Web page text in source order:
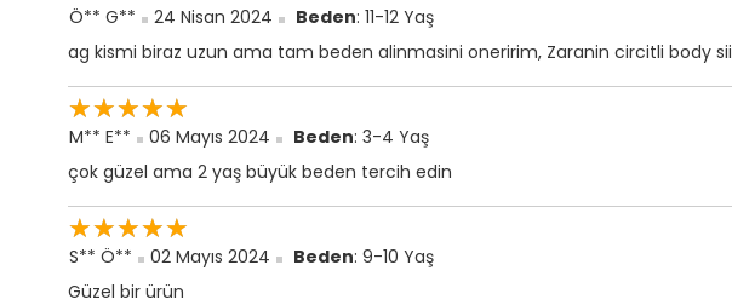
Ö** G** 24 Nisan 2024 Beden: 11-12 Yaş
ag kismi biraz uzun ama tam beden alinmasini oneririm, Zaranin circitli body
☆☆☆☆☆
★★★★★
M** E** 06 Mayıs 2024 Beden: 3-4 Yaş
çok güzel ama 2 yaş büyük beden tercih edin
☆☆☆☆☆
★★★★★
S** Ö** 02 Mayıs 2024 Beden: 9-10 Yaş
Güzel bir ürün